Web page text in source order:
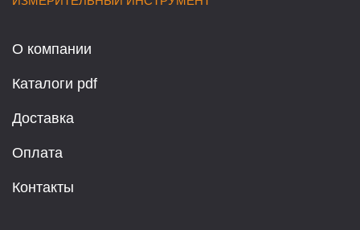
О компании
Каталоги pdf
Доставка
Оплата
Контакты